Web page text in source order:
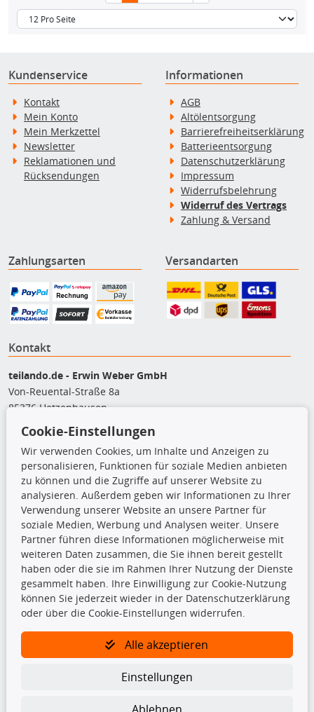
Kundenservice
Kontakt
Mein Konto
Mein Merkzettel
Newsletter
Reklamationen und
Rücksendungen
Informationen
AGB
Altölentsorgung
Barrierefreiheitserklärung
Batterieentsorgung
Datenschutzerklärung
Impressum
Widerrufsbelehrung
Widerruf des Vertrags
Zahlung & Versand
Zahlungsarten Versandarten
Kontakt
teilando.de - Erwin Weber GmbH
Von-Reuental-Straße 8a
85376 Hetzenhausen
+49 (0) 8165 / 5093200
shop@teilando.de
Top Produkte
Beleuchtung
Bremsbeläge
Bremsscheiben
Kupplungssatz
Querlenker
Radlager
Stoßdämpfer
Die hier angezeigten Daten insbesondere die gesamte Datenbank dürfen
Cookie-Einstellungen
Wir verwenden Cookies, um Inhalte und Anzeigen zu
personalisieren, Funktionen für soziale Medien anbieten
zu können und die Zugriffe auf unserer Website zu
analysieren. Außerdem geben wir Informationen zu Ihrer
Verwendung unserer Website an unsere Partner für
soziale Medien, Werbung und Analysen weiter. Unsere
Partner führen diese Informationen möglicherweise mit
weiteren Daten zusammen, die Sie ihnen bereit gestellt
haben oder die sie im Rahmen Ihrer Nutzung der Dienste
gesammelt haben. Ihre Einwilligung zur Cookie-Nutzung
können Sie jederzeit wieder in der Datenschutzerklärung
oder über die Cookie-Einstellungen widerrufen.
Alle akzeptieren
Einstellungen